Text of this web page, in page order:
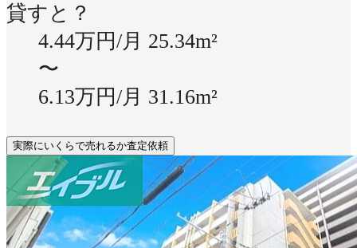
貸すと？
4.44万円/月 25.34m²
〜
6.13万円/月 31.16m²
実際にいくらで売れるか査定依頼